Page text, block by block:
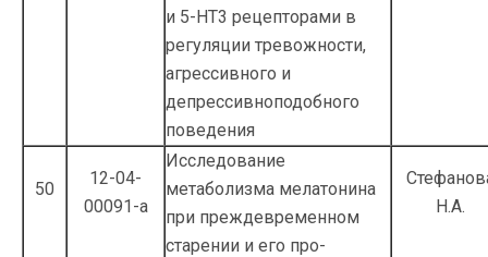
и 5-НТ3 рецеп­торами в
регуляции тревожности,
агрессив­ного и
депрессивноподобного
поведения
50
12-04-
00091-а
Исследование
метаболизма мелатонина
при преждевременном
старении и его про­
Н.А.